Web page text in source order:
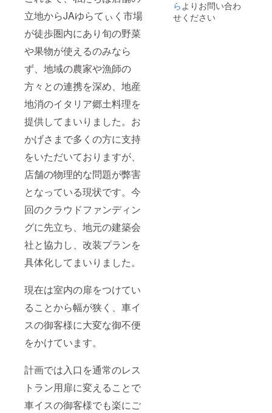
立地からJAゆらてぃく市場
が徒歩圏内にあり旬の野菜
や果物が使えるのみなら
ず、地域の農家や漁師の
方々との連携を深め、地産
地消のイタリア郷土料理を
提供してまいりました。お
かげさまで多くの方に支持
をいただいておりますが、
店舗の物理的な問題が弊害
となっている現状です。今
回のクラウドファンディン
グに先立ち、地元の建築会
社と協力し、改装プランを
具体化してまいりました。
現在は室内の扉をつけてい
ることから幅が狭く、車イ
スの御客様に大変な御不便
をかけています。
計画では入口を通常のレス
トラン用扉に変えることで
車イスの御客様でも楽にご
らよりお問い合わ
せください